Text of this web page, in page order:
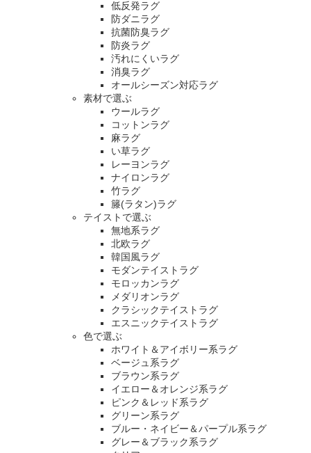
低反発ラグ
防ダニラグ
抗菌防臭ラグ
防炎ラグ
汚れにくいラグ
消臭ラグ
オールシーズン対応ラグ
素材で選ぶ
ウールラグ
コットンラグ
麻ラグ
い草ラグ
レーヨンラグ
ナイロンラグ
竹ラグ
籐(ラタン)ラグ
テイストで選ぶ
無地系ラグ
北欧ラグ
韓国風ラグ
モダンテイストラグ
モロッカンラグ
メダリオンラグ
クラシックテイストラグ
エスニックテイストラグ
色で選ぶ
ホワイト＆アイボリー系ラグ
ベージュ系ラグ
ブラウン系ラグ
イエロー＆オレンジ系ラグ
ピンク＆レッド系ラグ
グリーン系ラグ
ブルー・ネイビー＆パープル系ラグ
グレー＆ブラック系ラグ